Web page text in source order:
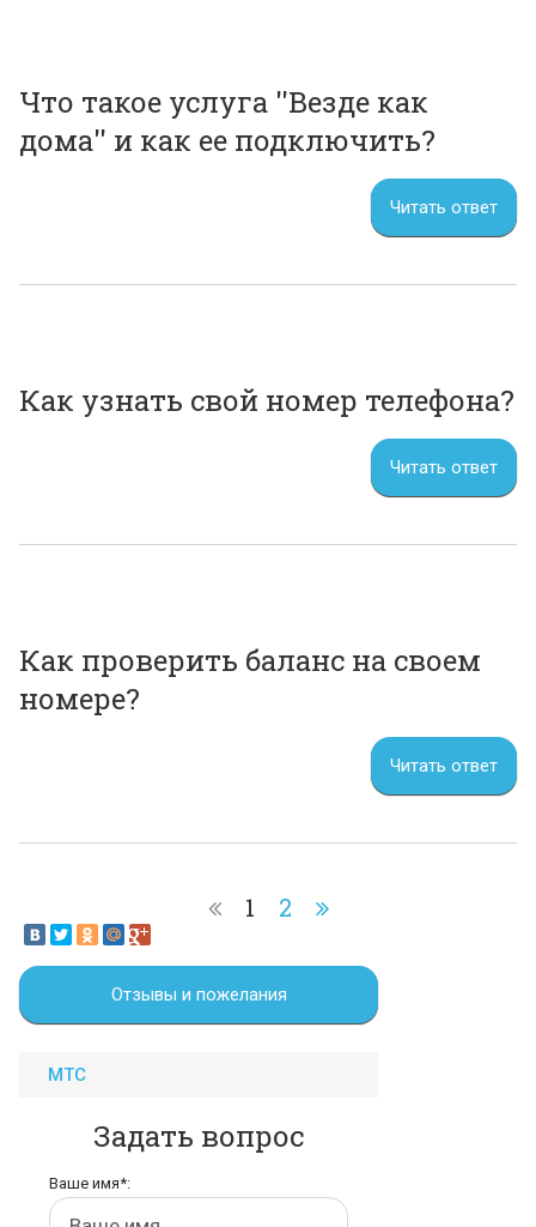
Что такое услуга ''Везде как
дома'' и как ее подключить?
Читать ответ
Как узнать свой номер телефона?
Читать ответ
Как проверить баланс на своем
номере?
Читать ответ
1 2
Отзывы и пожелания
МТС
Задать вопрос
Ваше имя*: